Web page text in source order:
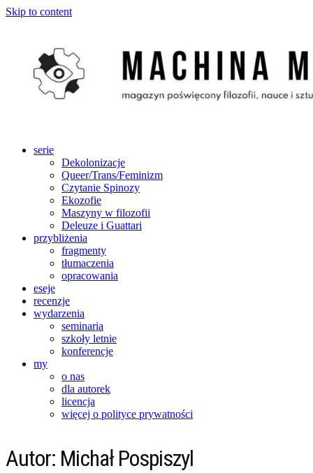
Skip to content
serie
Dekolonizacje
Queer/Trans/Feminizm
Czytanie Spinozy
Ekozofie
Maszyny w filozofii
Deleuze i Guattari
przybliżenia
fragmenty
tłumaczenia
opracowania
eseje
recenzje
wydarzenia
seminaria
szkoły letnie
konferencje
my
o nas
dla autorek
licencja
więcej o polityce prywatności
Autor: Michał Pospiszyl